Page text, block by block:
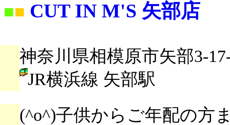
■■ CUT IN M'S 矢部店
神奈川県相模原市矢部3-
JR横浜線 矢部駅
(^o^)子供からご年配の方